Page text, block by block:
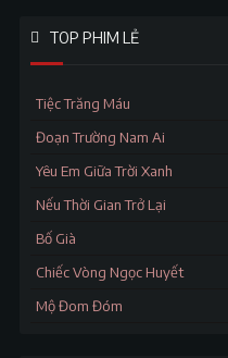
TOP PHIM LẺ
Tiệc Trăng Máu
Đoạn Trường Nam Ai
Yêu Em Giữa Trời Xanh
Nếu Thời Gian Trở Lại
Bố Già
Chiếc Vòng Ngọc Huyết
Mộ Đom Đóm